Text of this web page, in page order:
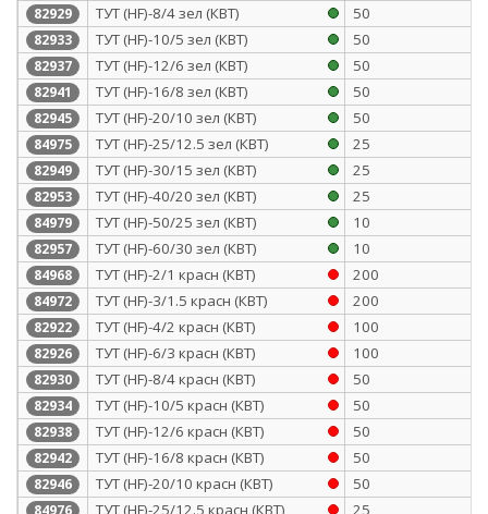
82929 ТУТ (HF)-8/4 зел (КВТ) 50
82933 ТУТ (HF)-10/5 зел (КВТ) 50
82937 ТУТ (HF)-12/6 зел (КВТ) 50
82941 ТУТ (HF)-16/8 зел (КВТ) 50
82945 ТУТ (HF)-20/10 зел (КВТ) 50
84975 ТУТ (HF)-25/12.5 зел (КВТ) 25
82949 ТУТ (HF)-30/15 зел (КВТ) 25
82953 ТУТ (HF)-40/20 зел (КВТ) 25
84979 ТУТ (HF)-50/25 зел (КВТ) 10
82957 ТУТ (HF)-60/30 зел (КВТ) 10
84968 ТУТ (HF)-2/1 красн (КВТ) 200
84972 ТУТ (HF)-3/1.5 красн (КВТ) 200
82922 ТУТ (HF)-4/2 красн (КВТ) 100
82926 ТУТ (HF)-6/3 красн (КВТ) 100
82930 ТУТ (HF)-8/4 красн (КВТ) 50
82934 ТУТ (HF)-10/5 красн (КВТ) 50
82938 ТУТ (HF)-12/6 красн (КВТ) 50
82942 ТУТ (HF)-16/8 красн (КВТ) 50
82946 ТУТ (HF)-20/10 красн (КВТ) 50
ТУТ (HF)-25/12.5 красн (КВТ) 25